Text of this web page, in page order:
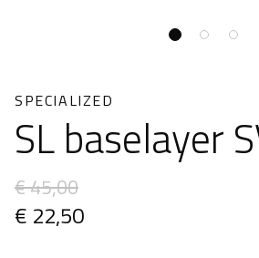
SPECIALIZED
SL baselayer
€ 45,00
€ 22,50